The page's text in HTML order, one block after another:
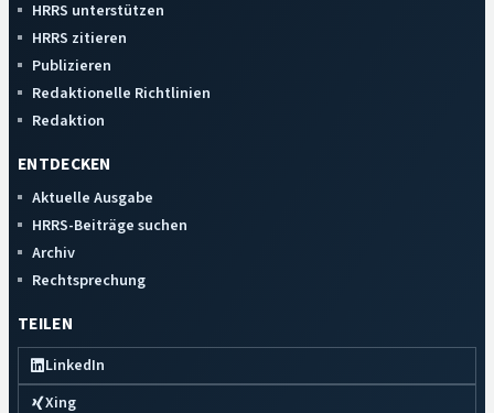
HRRS unterstützen
HRRS zitieren
Publizieren
Redaktionelle Richtlinien
Redaktion
ENTDECKEN
Aktuelle Ausgabe
HRRS-Beiträge suchen
Archiv
Rechtsprechung
TEILEN
LinkedIn
Xing